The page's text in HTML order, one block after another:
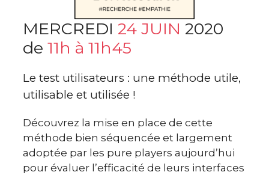
MERCREDI 24 JUIN 2020
de 11h à 11h45
Le test utilisateurs : une méthode utile,
utilisable et utilisée !
Découvrez la mise en place de cette
méthode bien séquencée et largement
adoptée par les pure players aujourd’hui
pour évaluer l’efficacité de leurs interfaces